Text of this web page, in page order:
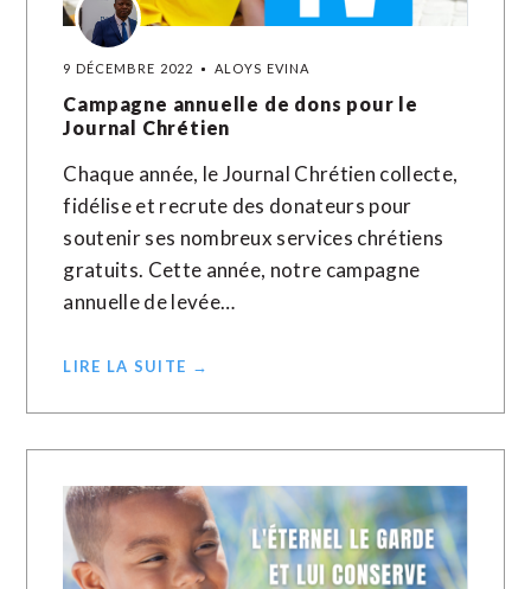
9 DÉCEMBRE 2022 ALOYS EVINA
Campagne annuelle de dons pour le
Journal Chrétien
Chaque année, le Journal Chrétien collecte,
fidélise et recrute des donateurs pour
soutenir ses nombreux services chrétiens
gratuits. Cette année, notre campagne
annuelle de levée…
LIRE LA SUITE →